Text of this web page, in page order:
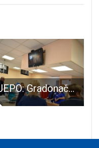
LIJEPO: Gradonačelnik Darko Milinović uručio Odjelu za hemodijalizu televizor, poklon grada Gospića